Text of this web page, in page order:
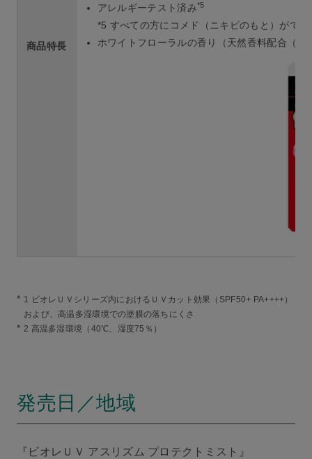
商品特長
アレルギーテスト済み*5
*5 すべての方にコメド（ニキビのもと）がで
ホワイトフローラルの香り（天然香料配合（香
* 1 ビオレＵＶシリーズ内におけるＵＶカット効果（SPF50+ PA++++）
および、高温多湿環境での塗膜の落ちにくさ
* 2 高温多湿環境（40℃、湿度75％）
発売日／地域
『ビオレＵＶ アスリズム プロテクトミスト』